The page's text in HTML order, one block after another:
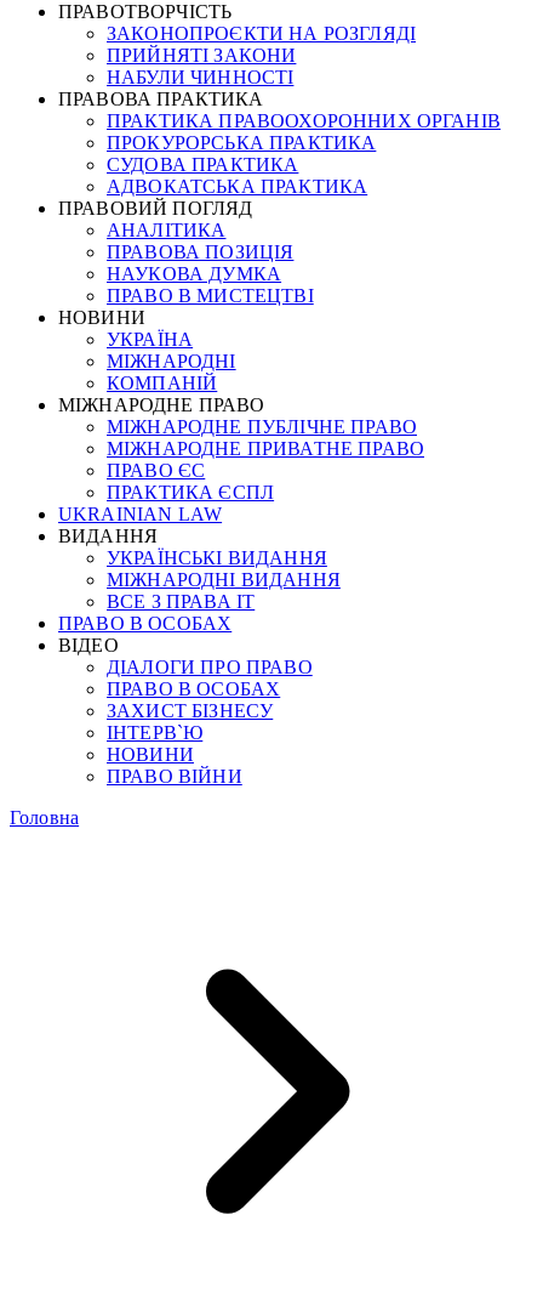
ПРАВОТВОРЧІСТЬ
ЗАКОНОПРОЄКТИ НА РОЗГЛЯДІ
ПРИЙНЯТІ ЗАКОНИ
НАБУЛИ ЧИННОСТІ
ПРАВОВА ПРАКТИКА
ПРАКТИКА ПРАВООХОРОННИХ ОРГАНІВ
ПРОКУРОРСЬКА ПРАКТИКА
СУДОВА ПРАКТИКА
АДВОКАТСЬКА ПРАКТИКА
ПРАВОВИЙ ПОГЛЯД
АНАЛІТИКА
ПРАВОВА ПОЗИЦІЯ
НАУКОВА ДУМКА
ПРАВО В МИСТЕЦТВІ
НОВИНИ
УКРАЇНА
МІЖНАРОДНІ
КОМПАНІЙ
МІЖНАРОДНЕ ПРАВО
МІЖНАРОДНЕ ПУБЛІЧНЕ ПРАВО
МІЖНАРОДНЕ ПРИВАТНЕ ПРАВО
ПРАВО ЄС
ПРАКТИКА ЄСПЛ
UKRAINIAN LAW
ВИДАННЯ
УКРАЇНСЬКІ ВИДАННЯ
МІЖНАРОДНІ ВИДАННЯ
ВСЕ З ПРАВА ІТ
ПРАВО В ОСОБАХ
ВІДЕО
ДІАЛОГИ ПРО ПРАВО
ПРАВО В ОСОБАХ
ЗАХИСТ БІЗНЕСУ
ІНТЕРВ`Ю
НОВИНИ
ПРАВО ВІЙНИ
Головна